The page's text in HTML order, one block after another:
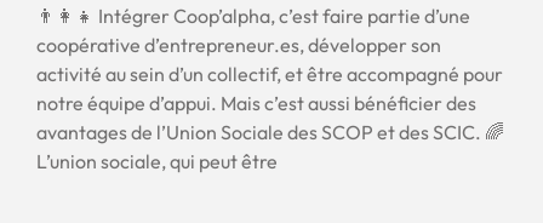
👨‍👩‍👧 Intégrer Coop’alpha, c’est faire partie d’une
coopérative d’entrepreneur.es, développer son
activité au sein d’un collectif, et être accompagné pour
notre équipe d’appui. Mais c’est aussi bénéficier des
avantages de l’Union Sociale des SCOP et des SCIC. 🌈
L’union sociale, qui peut être